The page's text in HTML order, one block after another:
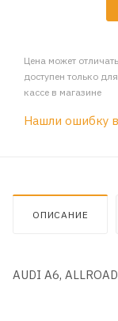
Цена может
доступен только
кассе в магазине
Нашли ошибку
ОПИСАНИЕ
AUDI A6,